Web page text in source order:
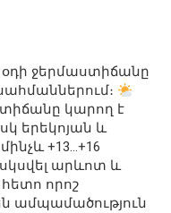
ջերմաստիճանը
կարող է
երեկոյան և
+13…+16
արևոտ և
որոշ
ամպամածություն